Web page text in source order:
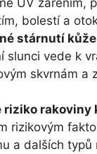
bolestí a
stárnutí
slunci vede k
skvrnám a
riziko rakoviny
rizikovým
a dalších typů